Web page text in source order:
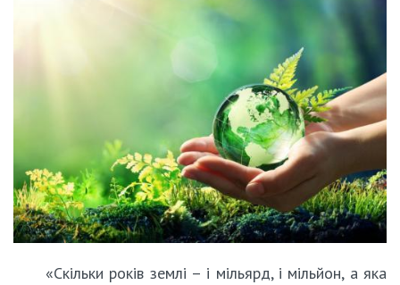
«Скільки років землі – і мільярд, і мільйон, а яка